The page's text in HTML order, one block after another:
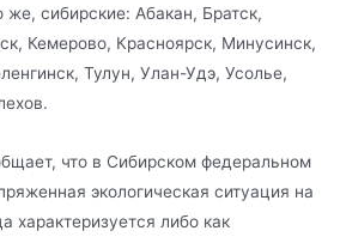
же, сибирские: Абакан, Братск,
Кемерово, Красноярск, Минусинск,
Тулун, Улан-Удэ, Усолье,
что в Сибирском федеральном
экологическая ситуация на
характеризуется либо как